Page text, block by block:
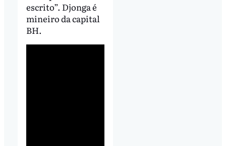
escrito”. Djonga é
mineiro da capital
BH.